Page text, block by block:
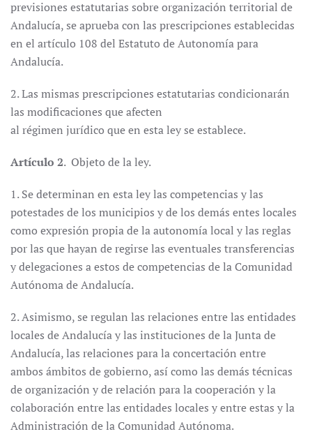
previsiones estatutarias sobre organización territorial de
Andalucía, se aprueba con las prescripciones establecidas
en el artículo 108 del Estatuto de Autonomía para
Andalucía.
2. Las mismas prescripciones estatutarias condicionarán
las modificaciones que afecten
al régimen jurídico que en esta ley se establece.
Artículo 2. Objeto de la ley.
1. Se determinan en esta ley las competencias y las
potestades de los municipios y de los demás entes locales
como expresión propia de la autonomía local y las reglas
por las que hayan de regirse las eventuales transferencias
y delegaciones a estos de competencias de la Comunidad
Autónoma de Andalucía.
2. Asimismo, se regulan las relaciones entre las entidades
locales de Andalucía y las instituciones de la Junta de
Andalucía, las relaciones para la concertación entre
ambos ámbitos de gobierno, así como las demás técnicas
de organización y de relación para la cooperación y la
colaboración entre las entidades locales y entre estas y la
Administración de la Comunidad Autónoma.